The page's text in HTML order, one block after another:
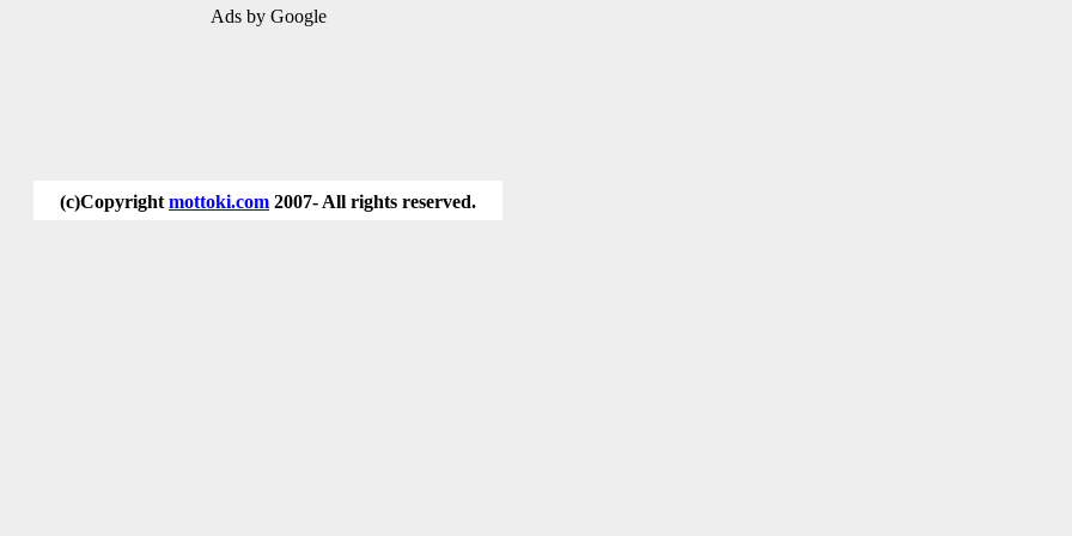
Ads by Google
(c)Copyright mottoki.com 2007- All rights reserved.